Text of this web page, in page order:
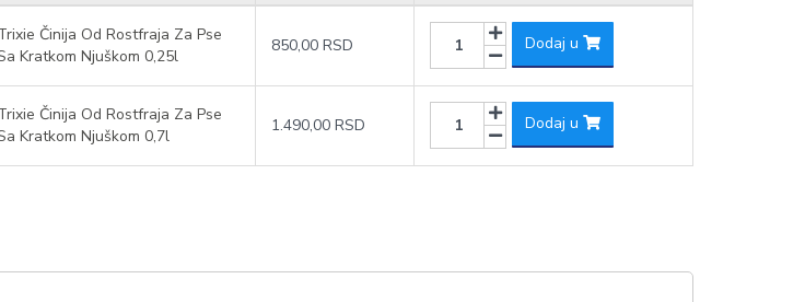
Činija Od Rostfraja Za Pse
Kratkom Njuškom 0,25l
850,00 RSD Dodaj u
Činija Od Rostfraja Za Pse
Kratkom Njuškom 0,7l
1.490,00 RSD Dodaj u